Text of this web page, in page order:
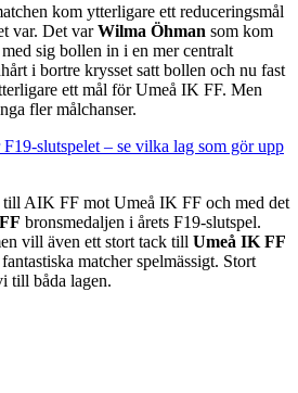
kom ytterligare ett reduceringsmål
var. Det varWilma Öhman som kom
sig bollen in i en mer centralt
i bortre krysset satt bollen och nu fast
ett mål för Umeå IK FF. Men
fler målchanser.
slutspelet – se vilka lag som gör upp
till AIK FF mot Umeå IK FF och med det
bronsmedaljen i årets F19-slutspel.
vill även ett stort tack till Umeå IK FF
matcher spelmässigt. Stort
till båda lagen.